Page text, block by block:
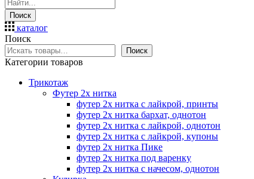
Поиск
каталог
Поиск
Поиск
Категории товаров
Трикотаж
Футер 2х нитка
футер 2х нитка с лайкрой, принты
футер 2х нитка бархат, однотон
футер 2х нитка с лайкрой, однотон
футер 2х нитка с лайкрой, купоны
футер 2х нитка Пике
футер 2х нитка под варенку
футер 2х нитка с начесом, однотон